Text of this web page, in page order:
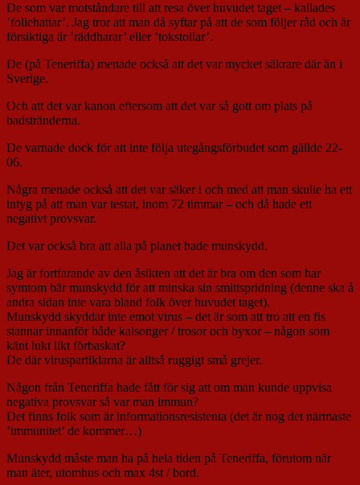
De som var motståndare till att resa över huvudet taget – kallades
’foliehattar’. Jag tror att man då syftar på att de som följer råd och är
försiktiga är ’räddharar’ eller ’tokstollar’.
De (på Teneriffa) menade också att det var mycket säkrare där än i
Sverige.
Och att det var kanon eftersom att det var så gott om plats på
badstränderna.
De varnade dock för att inte följa utegångsförbudet som gällde 22-
06.
Några menade också att det var säker i och med att man skulle ha ett
intyg på att man var testat, inom 72 timmar – och då hade ett
negativt provsvar.
Det var också bra att alla på planet hade munskydd.
Jag är fortfarande av den åsikten att det är bra om den som har
symtom bär munskydd för att minska sin smittspridning (denne ska å
andra sidan inte vara bland folk över huvudet taget).
Munskydd skyddar inte emot virus – det är som att tro att en fis
stannar innanför både kalsonger / trosor och byxor – någon som
känt lukt likt förbaskat?
De där viruspartiklarna är alltså ruggigt små grejer.
Någon från Teneriffa hade fått för sig att om man kunde uppvisa
negativa provsvar så var man immun?
Det finns folk som är informationsresistenta (det är nog det närmaste
’immunitet’ de kommer…)
Munskydd måste man ha på hela tiden på Teneriffa, förutom när
man äter, utomhus och max 4st / bord.